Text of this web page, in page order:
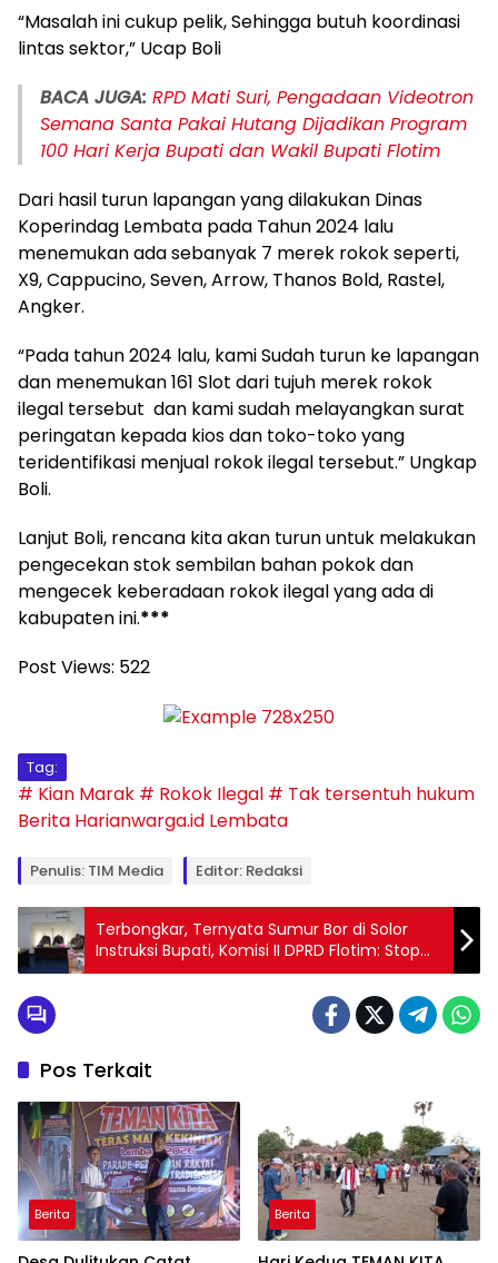
“Masalah ini cukup pelik, Sehingga butuh koordinasi
lintas sektor,” Ucap Boli
BACA JUGA: RPD Mati Suri, Pengadaan Videotron
Semana Santa Pakai Hutang Dijadikan Program
100 Hari Kerja Bupati dan Wakil Bupati Flotim
Dari hasil turun lapangan yang dilakukan Dinas
Koperindag Lembata pada Tahun 2024 lalu
menemukan ada sebanyak 7 merek rokok seperti,
X9, Cappucino, Seven, Arrow, Thanos Bold, Rastel,
Angker.
“Pada tahun 2024 lalu, kami Sudah turun ke lapangan
dan menemukan 161 Slot dari tujuh merek rokok
ilegal tersebut dan kami sudah melayangkan surat
peringatan kepada kios dan toko-toko yang
teridentifikasi menjual rokok ilegal tersebut.” Ungkap
Boli.
Lanjut Boli, rencana kita akan turun untuk melakukan
pengecekan stok sembilan bahan pokok dan
mengecek keberadaan rokok ilegal yang ada di
kabupaten ini.***
Post Views: 522
Tag:
# Kian Marak # Rokok Ilegal # Tak tersentuh hukum
Berita Harianwarga.id Lembata
Penulis: TIM Media Editor: Redaksi
Terbongkar, Ternyata Sumur Bor di Solor
Instruksi Bupati, Komisi II DPRD Flotim: Stop
Pekerjaan
Pos Terkait
Berita Berita